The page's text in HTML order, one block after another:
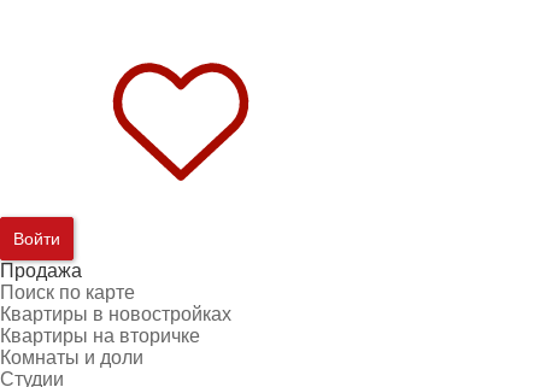
Войти
Продажа
Поиск по карте
Квартиры в новостройках
Квартиры на вторичке
Комнаты и доли
Студии